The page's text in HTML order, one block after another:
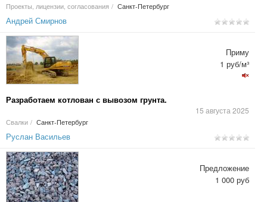
Проекты, лицензии, согласования / Санкт-Петербург
Андрей Смирнов
Разработаем котлован с вывозом грунта.
15 августа 2025
Свалки / Санкт-Петербург
Приму
1 руб/м³
Руслан Васильев
Предложение
1 000 руб